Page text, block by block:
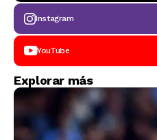
Instagram
YouTube
Explorar más